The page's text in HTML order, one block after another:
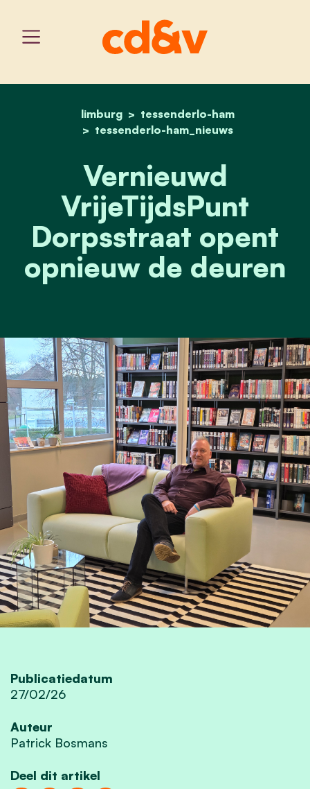
home
limburg
tessenderlo-ham
tessenderlo-ham_nieuws
vernieuwd vrijetijdspunt
Vernieuwd
VrijeTijdsPunt
Dorpsstraat opent
opnieuw de deuren
Publicatiedatum
27/02/26
Auteur
Patrick Bosmans
Deel dit artikel